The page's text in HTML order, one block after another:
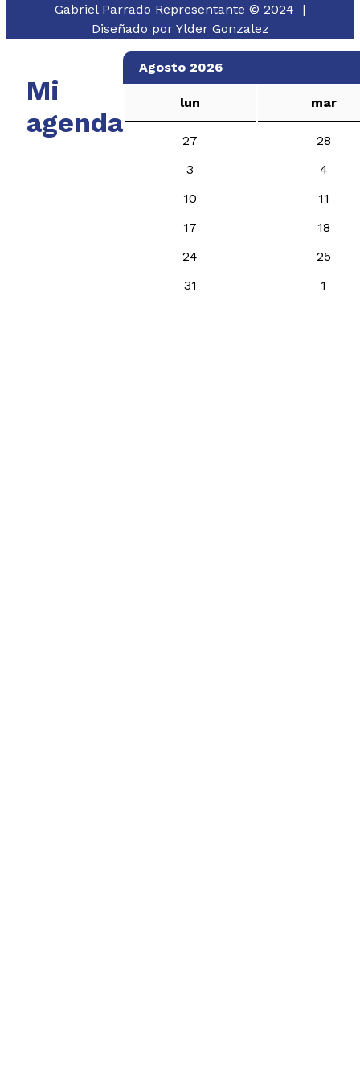
Gabriel Parrado Representante © 2024 |
Diseñado por Ylder Gonzalez
Mi
agenda
Agosto 2026
lun mar
27
28
3
4
10
11
17
18
24
25
31
1